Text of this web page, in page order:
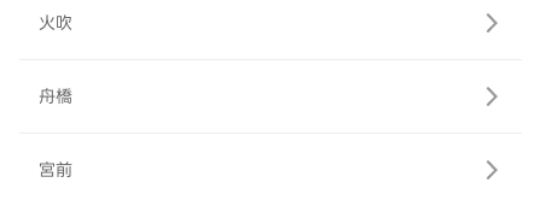
火吹
舟橋
宮前